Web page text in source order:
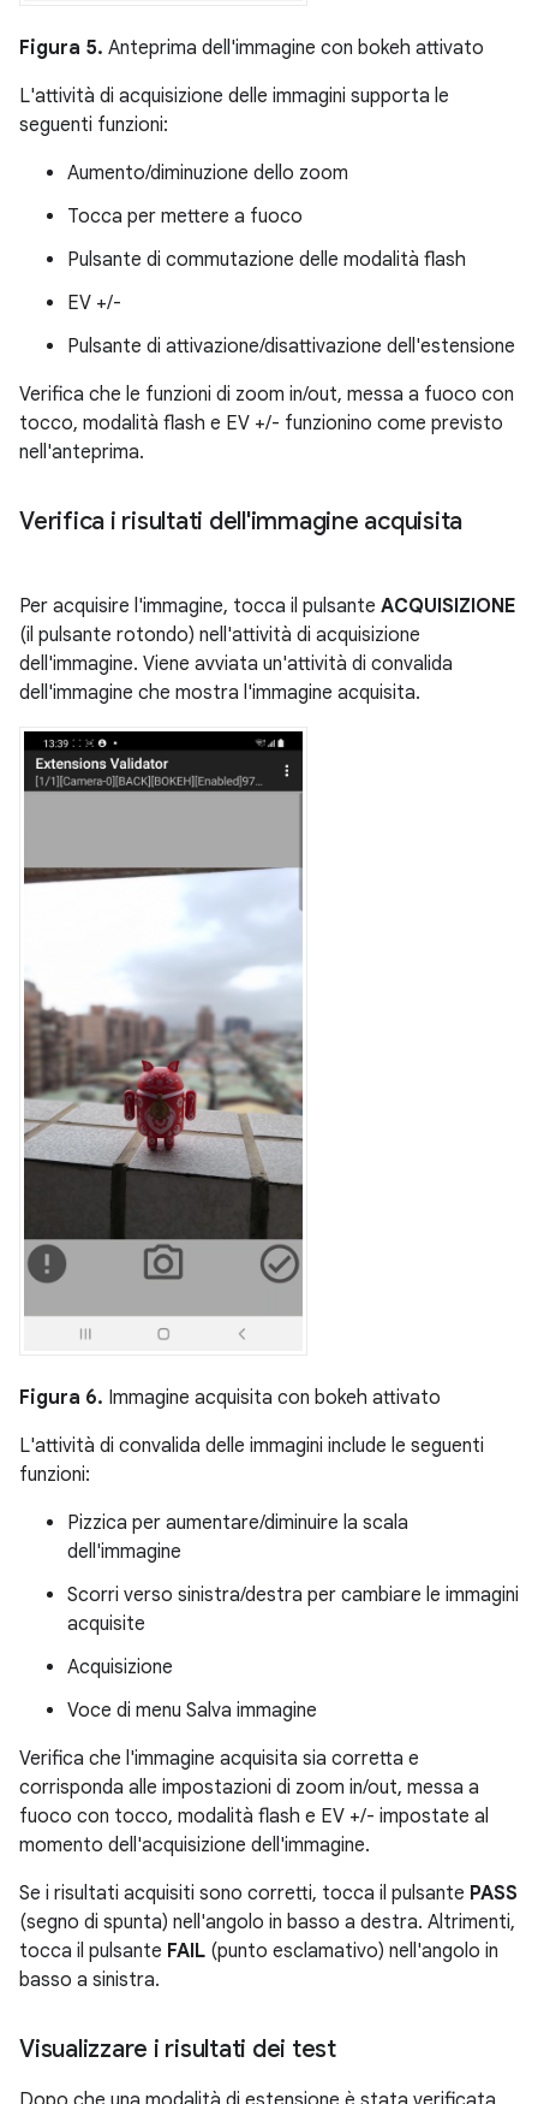
Figura 5. Anteprima dell'immagine con bokeh attivato
L'attività di acquisizione delle immagini supporta le
seguenti funzioni:
Aumento/diminuzione dello zoom
Tocca per mettere a fuoco
Pulsante di commutazione delle modalità flash
EV +/-
Pulsante di attivazione/disattivazione dell'estensione
Verifica che le funzioni di zoom in/out, messa a fuoco con
tocco, modalità flash e EV +/- funzionino come previsto
nell'anteprima.
Verifica i risultati dell'immagine acquisita
Per acquisire l'immagine, tocca il pulsante ACQUISIZIONE
(il pulsante rotondo) nell'attività di acquisizione
dell'immagine. Viene avviata un'attività di convalida
dell'immagine che mostra l'immagine acquisita.
Figura 6. Immagine acquisita con bokeh attivato
L'attività di convalida delle immagini include le seguenti
funzioni:
Pizzica per aumentare/diminuire la scala
dell'immagine
Scorri verso sinistra/destra per cambiare le immagini
acquisite
Acquisizione
Voce di menu Salva immagine
Verifica che l'immagine acquisita sia corretta e
corrisponda alle impostazioni di zoom in/out, messa a
fuoco con tocco, modalità flash e EV +/- impostate al
momento dell'acquisizione dell'immagine.
Se i risultati acquisiti sono corretti, tocca il pulsante PASS
(segno di spunta) nell'angolo in basso a destra. Altrimenti,
tocca il pulsante FAIL (punto esclamativo) nell'angolo in
basso a sinistra.
Visualizzare i risultati dei test